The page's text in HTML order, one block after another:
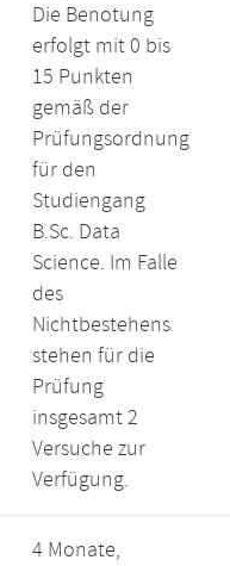
Die Benotung
erfolgt mit 0 bis
15 Punkten
gemäß der
Prüfungsordnung
für den
Studiengang
B.Sc. Data
Science. Im Falle
des
Nichtbestehens
stehen für die
Prüfung
insgesamt 2
Versuche zur
Verfügung.
4 Monate,